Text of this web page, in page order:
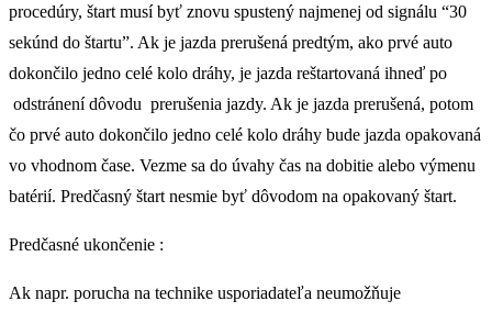
procedúry, štart musí byť znovu spustený najmenej od signálu “30
sekúnd do štartu”. Ak je jazda prerušená predtým, ako prvé auto
dokončilo jedno celé kolo dráhy, je jazda reštartovaná ihneď po
odstránení dôvodu prerušenia jazdy. Ak je jazda prerušená, potom
čo prvé auto dokončilo jedno celé kolo dráhy bude jazda opakovaná
vo vhodnom čase. Vezme sa do úvahy čas na dobitie alebo výmenu
batérií. Predčasný štart nesmie byť dôvodom na opakovaný štart.
Predčasné ukončenie :
Ak napr. porucha na technike usporiadateľa neumožňuje